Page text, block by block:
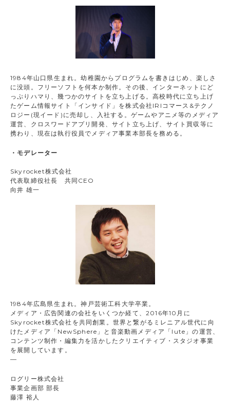
1984年山口県生まれ。幼稚園からプログラムを書きはじめ、楽しさ
に没頭。フリーソフトを何本か制作。その後、インターネットにど
っぷりハマり、幾つかのサイトを立ち上げる。高校時代に立ち上げ
たゲーム情報サイト「インサイド」を株式会社IRIコマース&テクノ
ロジー(現イード)に売却し、入社する。ゲームやアニメ等のメディア
運営、クロスワードアプリ開発、サイト立ち上げ、サイト買収等に
携わり、現在は執行役員でメディア事業本部長を務める。
・モデレーター
Skyrocket株式会社
代表取締役社長 共同CEO
向井 雄一
1984年広島県生まれ。神戸芸術工科大学卒業。
メディア・広告関連の会社をいくつか経て、2016年10月に
Skyrocket株式会社を共同創業。世界と繋がるミレニアル世代に向
けたメディア「NewSphere」と音楽動画メディア「lute」の運営、
コンテンツ制作・編集力を活かしたクリエイティブ・スタジオ事業
を展開しています。
—
ログリー株式会社
事業企画部 部長
藤澤 裕人